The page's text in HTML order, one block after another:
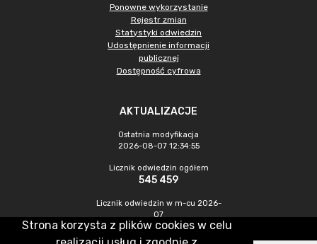
Ponowne wykorzystanie
Rejestr zmian
Statystyki odwiedzin
Udostępnienie informacji
publicznej
Dostępność cyfrowa
AKTUALIZACJE
Ostatnia modyfikacja
2026-08-07 12:34:55
Licznik odwiedzin ogółem
545 459
Licznik odwiedzin w m-cu 2026-
07
1 475
Strona korzysta z plików cookies w celu